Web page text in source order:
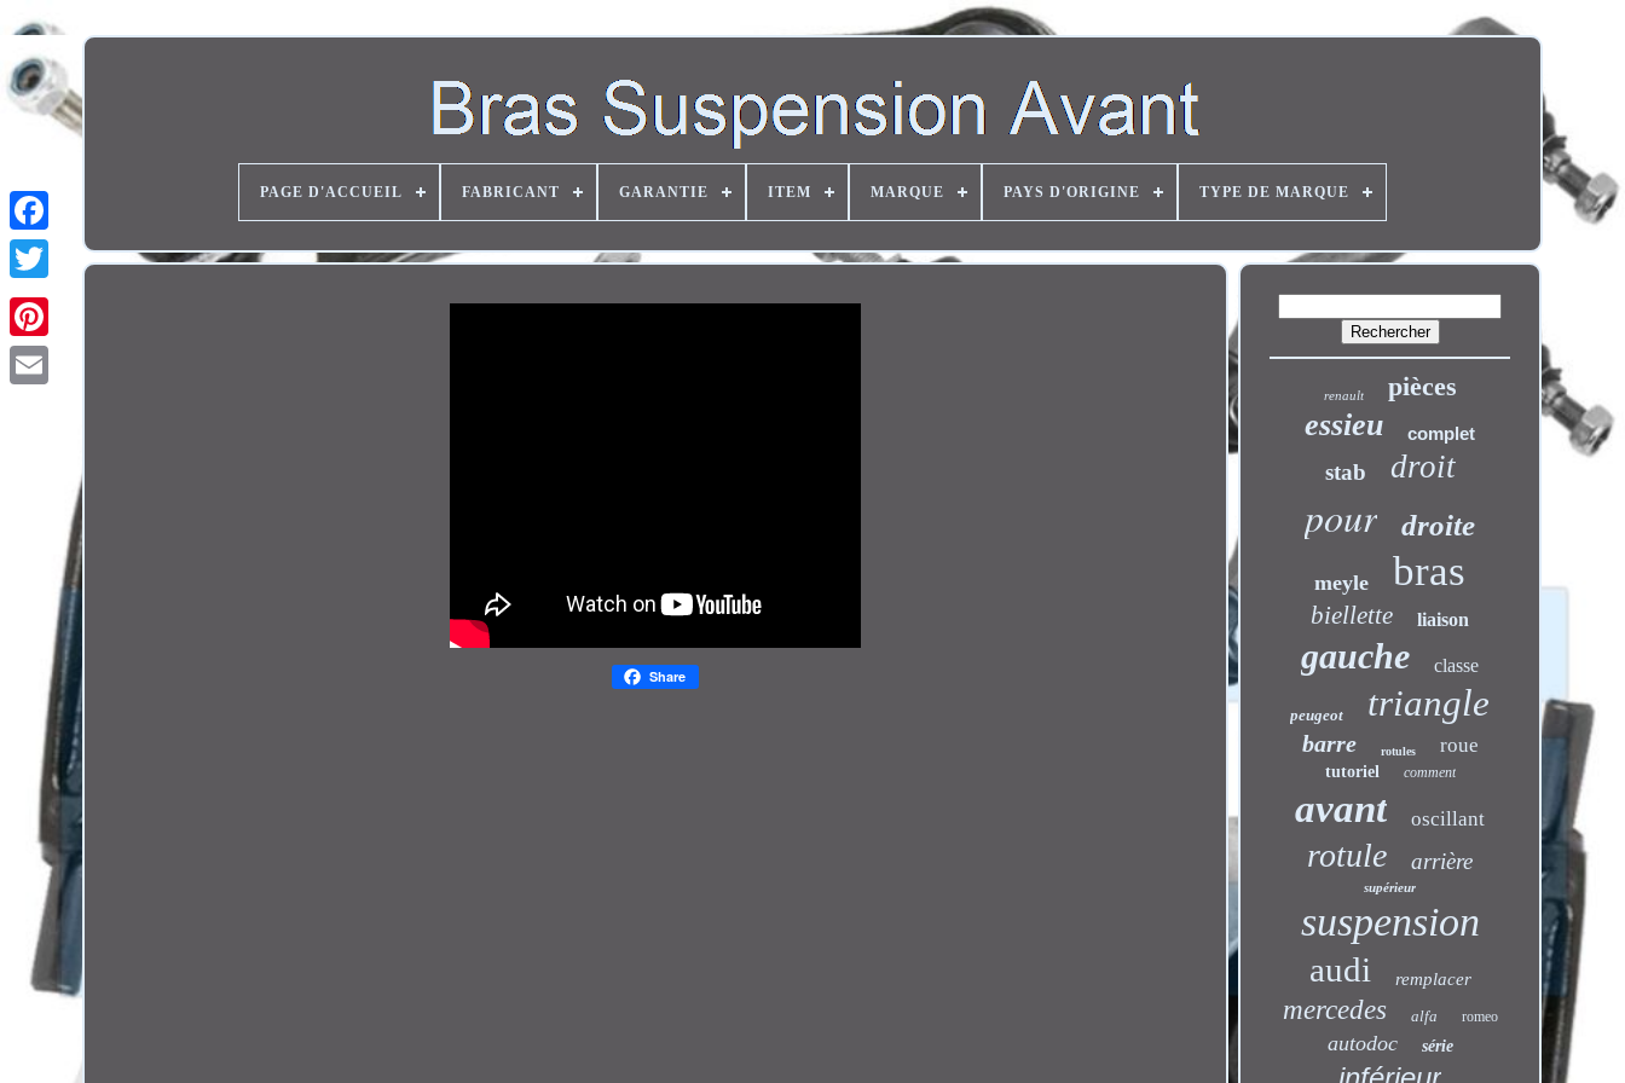
Twitter
PAGE D'ACCUEIL FABRICANT GARANTIE ITEM MARQUE PAYS D'ORIGINE TYPE DE MARQUE
Share
renault pièces
essieu complet
stab droit
pour droite
meyle bras
biellette liaison
gauche classe
peugeot triangle
barre rotules roue
tutoriel comment
avant oscillant
rotule arrière
supérieur
suspension
audi remplacer
mercedes alfa romeo
autodoc série